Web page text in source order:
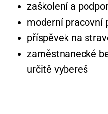
zaškolení a
moderní pracovní
příspěvek na
zaměstnanecké
určitě vybereš